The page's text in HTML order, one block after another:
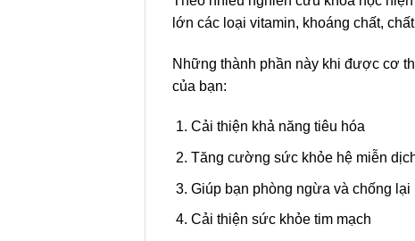
lớn các loại vitamin, khoáng chất,
Những thành phần này khi được cơ
của bạn:
Cải thiện khả năng tiêu hóa
Tăng cường sức khỏe hệ miễn
Giúp bạn phòng ngừa và chống lại
Cải thiện sức khỏe tim mạch